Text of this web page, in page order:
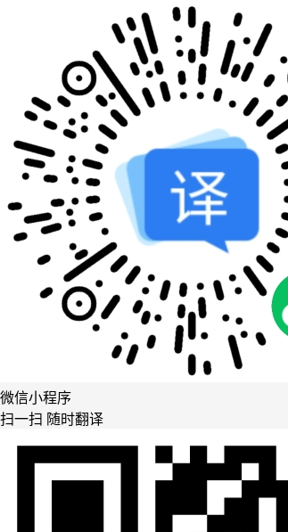
微信小程序
扫一扫 随时翻译